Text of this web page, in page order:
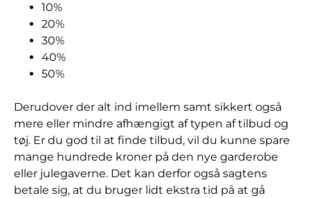
10%
20%
30%
40%
50%
Derudover der alt ind imellem samt sikkert også
mere eller mindre afhængigt af typen af tilbud og
tøj. Er du god til at finde tilbud, vil du kunne spare
mange hundrede kroner på den nye garderobe
eller julegaverne. Det kan derfor også sagtens
betale sig, at du bruger lidt ekstra tid på at gå